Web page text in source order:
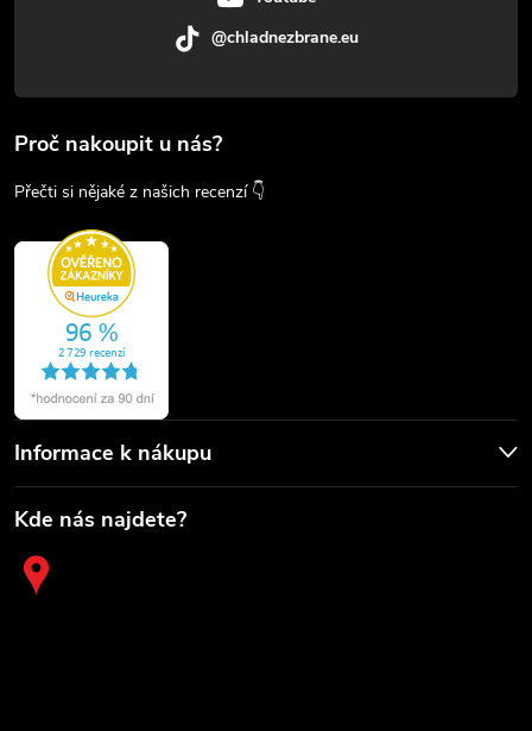
@chladnezbrane.eu
Proč nakoupit u nás?
Přečti si nějaké z našich recenzí 👇
Informace k nákupu
Kde nás najdete?